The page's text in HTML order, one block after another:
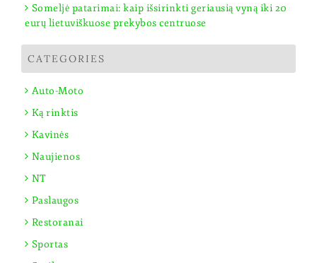
Someljė patarimai: kaip išsirinkti geriausią vyną iki 20
eurų lietuviškuose prekybos centruose
CATEGORIES
Auto-Moto
Ką rinktis
Kavinės
Naujienos
NT
Paslaugos
Restoranai
Sportas